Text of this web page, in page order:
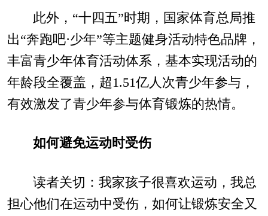
此外，“十四五”时期，国家体育总局推
出“奔跑吧·少年”等主题健身活动特色品牌，
丰富青少年体育活动体系，基本实现活动的
年龄段全覆盖，超1.51亿人次青少年参与，
有效激发了青少年参与体育锻炼的热情。
如何避免运动时受伤
读者关切：我家孩子很喜欢运动，我总
担心他们在运动中受伤，如何让锻炼安全又